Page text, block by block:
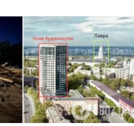
закроют 80-метровым
киевские власти
строительство
верующего"
петицию по отмене строительства
по Одессе 11 ракет
100 дронов: горели
есть пострадавшие.